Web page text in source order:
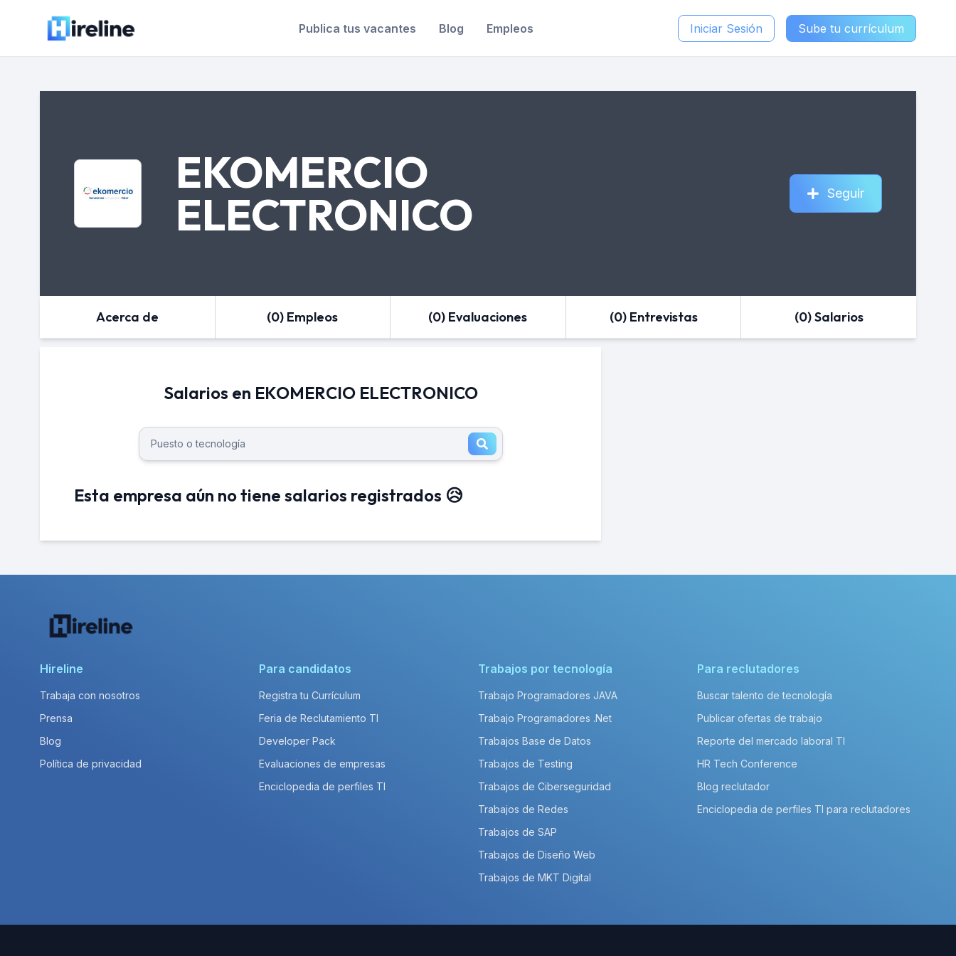
Publica tus vacantes Blog Empleos Iniciar Sesión Sube tu currículum
EKOMERCIO
ELECTRONICO Seguir
Acerca de (0) Empleos (0) Evaluaciones (0) Entrevistas (0) Salarios
Salarios en EKOMERCIO ELECTRONICO
Esta empresa aún no tiene salarios registrados 😥
Hireline
Trabaja con nosotros
Prensa
Blog
Política de privacidad
Para candidatos
Registra tu Currículum
Feria de Reclutamiento TI
Developer Pack
Evaluaciones de empresas
Enciclopedia de perfiles TI
Trabajos por tecnología
Trabajo Programadores JAVA
Trabajo Programadores .Net
Trabajos Base de Datos
Trabajos de Testing
Trabajos de Ciberseguridad
Trabajos de Redes
Trabajos de SAP
Trabajos de Diseño Web
Trabajos de MKT Digital
Para reclutadores
Buscar talento de tecnología
Publicar ofertas de trabajo
Reporte del mercado laboral TI
HR Tech Conference
Blog reclutador
Enciclopedia de perfiles TI para reclutadores